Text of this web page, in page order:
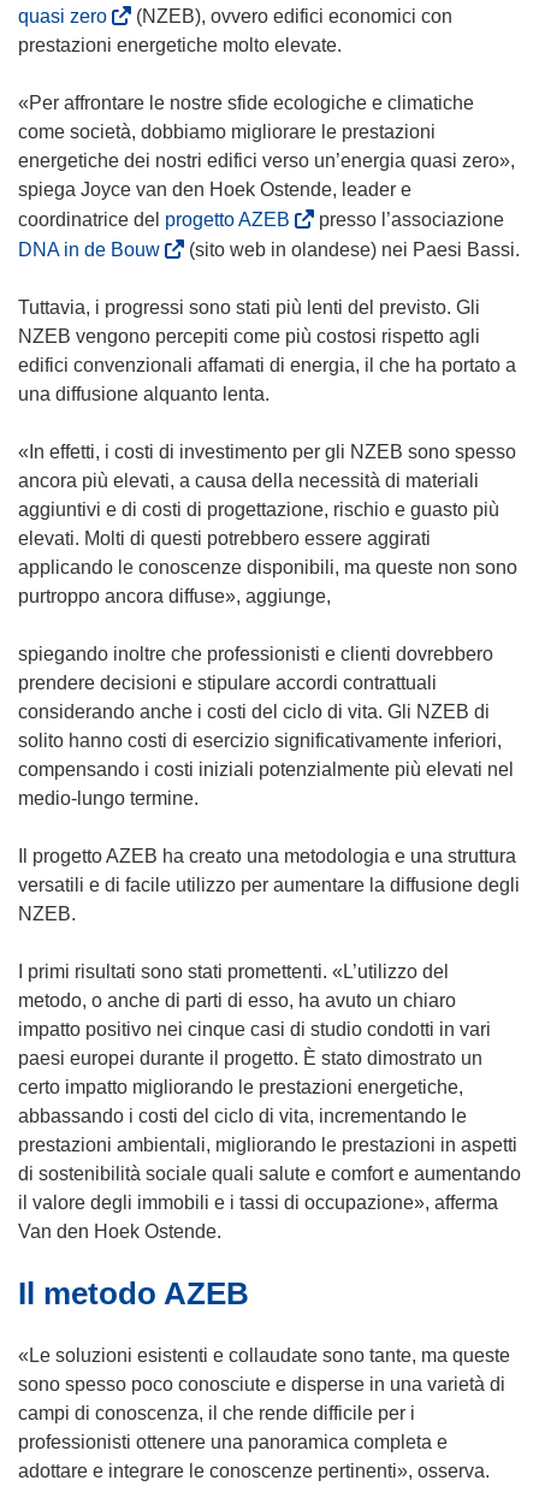
a
e
i
n
n
a
u
o
v
i
n
e
)
quasi zero(
s
a
p
r
e
i
n
n
a
n
u
v
a
f
i
n
e
t
r
a
)
(NZEB), ovvero edifici economici con
prestazioni energetiche molto elevate.
«Per affrontare le nostre sfide ecologiche e climatiche
come società, dobbiamo migliorare le prestazioni
energetiche dei nostri edifici verso un’energia quasi zero»,
spiega Joyce van den Hoek Ostende, leader e
coordinatrice del progetto AZEB
s
a
p
r
n
u
n
a
n
u
v
a
f
i
n
t
r
presso l’associazione
DNA in de Bouw(
i
a
p
r
i
n
u
n
a
n
o
v
a
f
i
n
s
t
)
(sito web in olandese) nei Paesi Bassi.
Tuttavia, i progressi sono stati più lenti del previsto. Gli
NZEB vengono percepiti come più costosi rispetto agli
edifici convenzionali affamati di energia, il che ha portato a
una diffusione alquanto lenta.
«In effetti, i costi di investimento per gli NZEB sono spesso
ancora più elevati, a causa della necessità di materiali
aggiuntivi e di costi di progettazione, rischio e guasto più
elevati. Molti di questi potrebbero essere aggirati
applicando le conoscenze disponibili, ma queste non sono
purtroppo ancora diffuse», aggiunge,
spiegando inoltre che professionisti e clienti dovrebbero
prendere decisioni e stipulare accordi contrattuali
considerando anche i costi del ciclo di vita. Gli NZEB di
solito hanno costi di esercizio significativamente inferiori,
compensando i costi iniziali potenzialmente più elevati nel
medio-lungo termine.
Il progetto AZEB ha creato una metodologia e una struttura
versatili e di facile utilizzo per aumentare la diffusione degli
NZEB.
I primi risultati sono stati promettenti. «L’utilizzo del
metodo, o anche di parti di esso, ha avuto un chiaro
impatto positivo nei cinque casi di studio condotti in vari
paesi europei durante il progetto. È stato dimostrato un
certo impatto migliorando le prestazioni energetiche,
abbassando i costi del ciclo di vita, incrementando le
prestazioni ambientali, migliorando le prestazioni in aspetti
di sostenibilità sociale quali salute e comfort e aumentando
il valore degli immobili e i tassi di occupazione», afferma
Van den Hoek Ostende.
Il metodo AZEB
«Le soluzioni esistenti e collaudate sono tante, ma queste
sono spesso poco conosciute e disperse in una varietà di
campi di conoscenza, il che rende difficile per i
professionisti ottenere una panoramica completa e
adottare e integrare le conoscenze pertinenti», osserva.